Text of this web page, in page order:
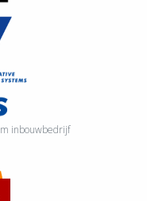
inbouwbedrijf